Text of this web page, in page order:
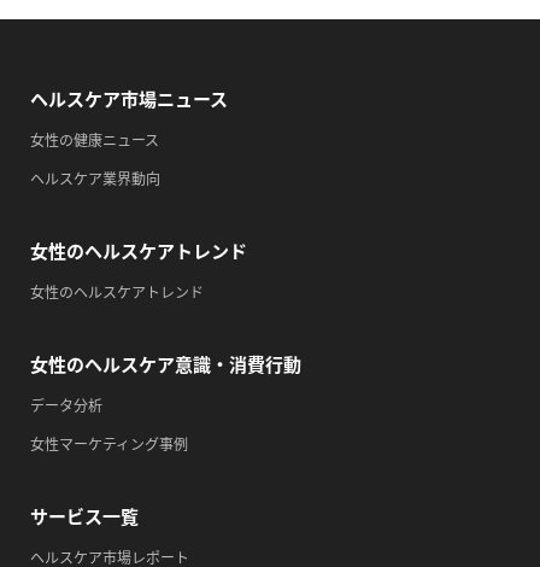
・健康増進普及月間
・歯ヂカラ探究月間
・職場の健康診断実施強化月間
・一汁三菜の日
2026/09/14(月)
・世界アルツハイマー月間
・心、血管病予防デー
ヘルスケア市場ニュース
女性の健康ニュース
ヘルスケア業界動向
女性のヘルスケアトレンド
女性のヘルスケアトレンド
女性のヘルスケア意識・消費行動
データ分析
女性マーケティング事例
サービス一覧
ヘルスケア市場レポート